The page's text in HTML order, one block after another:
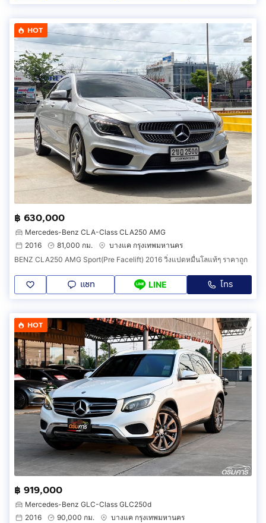
HOT
฿ 630,000
Mercedes-Benz CLA-Class CLA250 AMG
2016
81,000 กม.
บางแค กรุงเทพมหานคร
BENZ CLA250 AMG Sport(Pre Facelift) 2016 วิ่งแปดหมื่นโลแท้ๆ ราคาถูก
แชท LINE โทร
HOT
฿ 919,000
Mercedes-Benz GLC-Class GLC250d
2016
90,000 กม.
บางแค กรุงเทพมหานคร